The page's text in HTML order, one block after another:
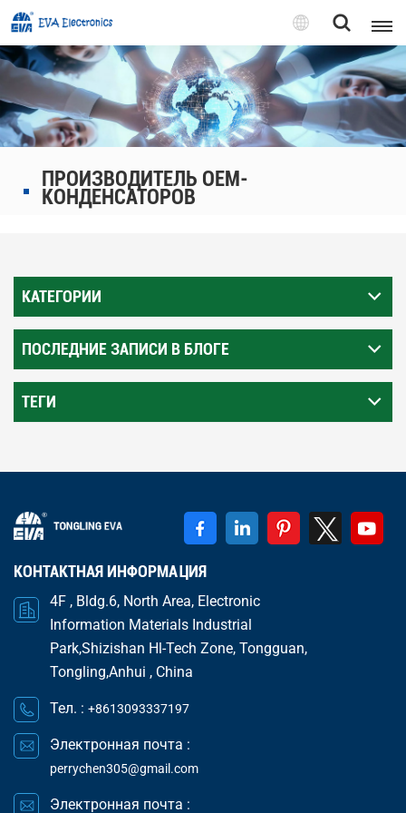
Pусский
English
Pусский
ПРОИЗВОДИТЕЛЬ OEM-
КОНДЕНСАТОРОВ
КАТЕГОРИИ
ПОСЛЕДНИЕ ЗАПИСИ В БЛОГЕ
ТЕГИ
КОНТАКТНАЯ ИНФОРМАЦИЯ
4F , Bldg.6, North Area, Electronic
Information Materials Industrial
Park,Shizishan Hl-Tech Zone, Tongguan,
Tongling,Anhui , China
Тел. : +8613093337197
Электронная почта :
perrychen305@gmail.com
Электронная почта :